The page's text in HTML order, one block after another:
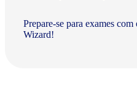
Prepare-se para exames
Wizard!